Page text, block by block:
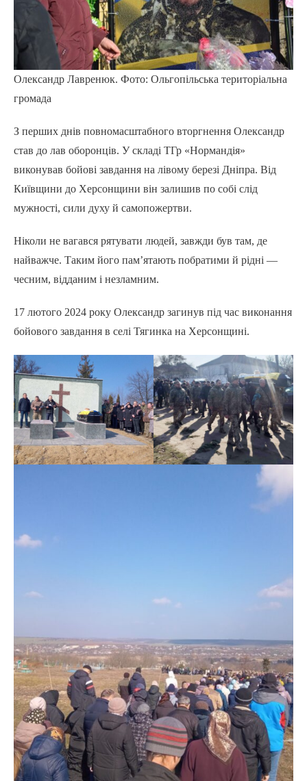
Олександр Лавренюк. Фото: Ольгопільська територіальна
громада
З перших днів повномасштабного вторгнення Олександр
став до лав оборонців. У складі ТГр «Нормандія»
виконував бойові завдання на лівому березі Дніпра. Від
Київщини до Херсонщини він залишив по собі слід
мужності, сили духу й самопожертви.
Ніколи не вагався рятувати людей, завжди був там, де
найважче. Таким його пам’ятають побратими й рідні —
чесним, відданим і незламним.
17 лютого 2024 року Олександр загинув під час виконання
бойового завдання в селі Тягинка на Херсонщині.